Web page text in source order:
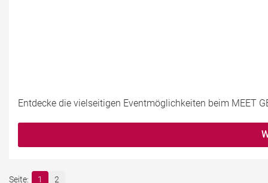
Entdecke die vielseitigen Eventmöglichkeiten beim MEET
1 2